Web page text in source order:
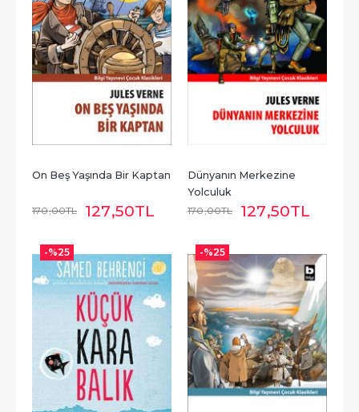
On Beş Yaşında Bir Kaptan
170,00TL 127,50TL
Dünyanın Merkezine
Yolculuk
170,00TL 127,50TL
-%25 -%25